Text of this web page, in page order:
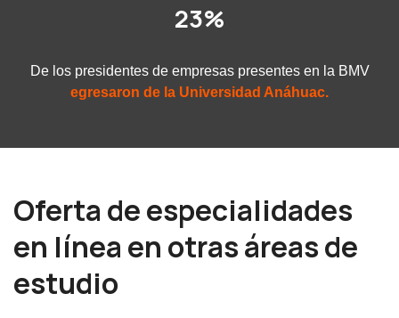
23%
De los presidentes de empresas presentes en la BMV
egresaron de la Universidad Anáhuac.
Oferta de especialidades
en línea en otras áreas de
estudio